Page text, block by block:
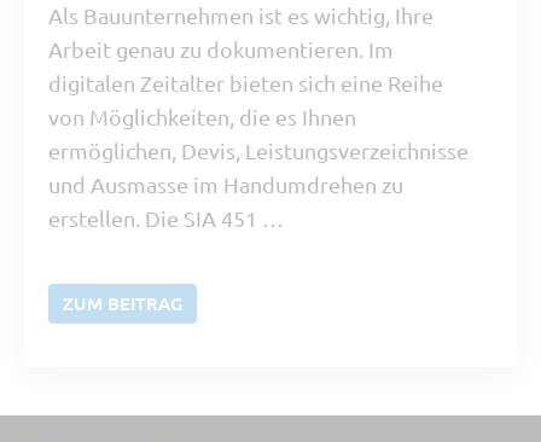
Als Bauunternehmen ist es wichtig, Ihre
Arbeit genau zu dokumentieren. Im
digitalen Zeitalter bieten sich eine Reihe
von Möglichkeiten, die es Ihnen
ermöglichen, Devis, Leistungsverzeichnisse
und Ausmasse im Handumdrehen zu
erstellen. Die SIA 451 …
ZUM BEITRAG